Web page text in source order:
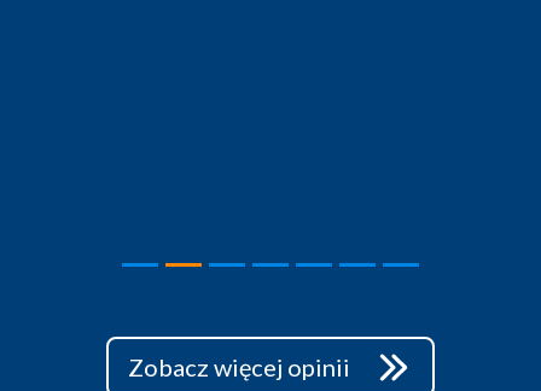
Zobacz więcej opinii